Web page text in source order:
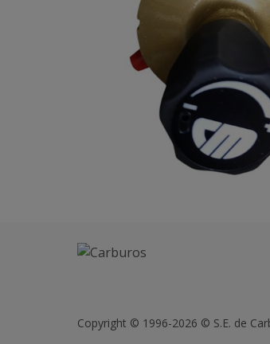
Copyright © 1996-2026 © S.E. de